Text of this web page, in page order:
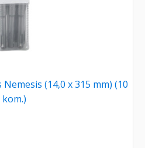
(14,0 x 315 mm) (10
kom.)